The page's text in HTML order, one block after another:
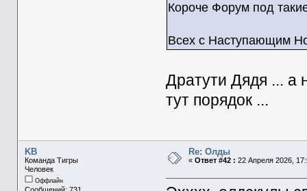
Короче Форум под
Всех с Наступающим
Дратути Дядя ...
тут порядок ...
KB
Команда Тигры
Человек
Оффлайн
Сообщений: 731
Re: Олды
« Ответ #42 : 22 Апреля 2026,